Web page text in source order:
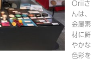
Oriiさ
んは、
金属素
材に鮮
やかな
色彩を